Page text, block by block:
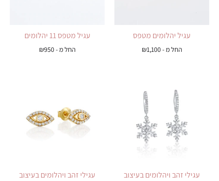
עגיל יהלומים מטפס
החל מ - ₪1,100
עגיל מטפס 11 יהלומים
החל מ - ₪950
עגילי זהב ויהלומים בעיצוב
עגילי זהב ויהלומים בעיצוב